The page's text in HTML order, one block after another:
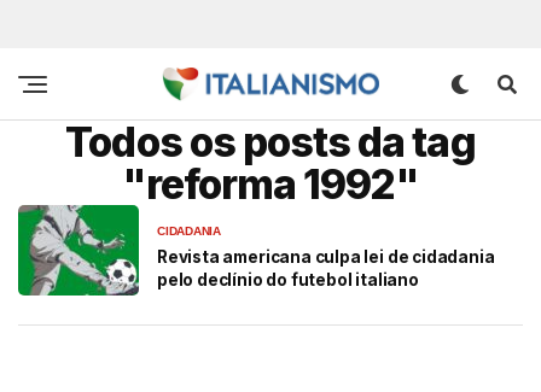
Todos os posts da tag
"reforma 1992"
CIDADANIA
Revista americana culpa lei de cidadania
pelo declínio do futebol italiano